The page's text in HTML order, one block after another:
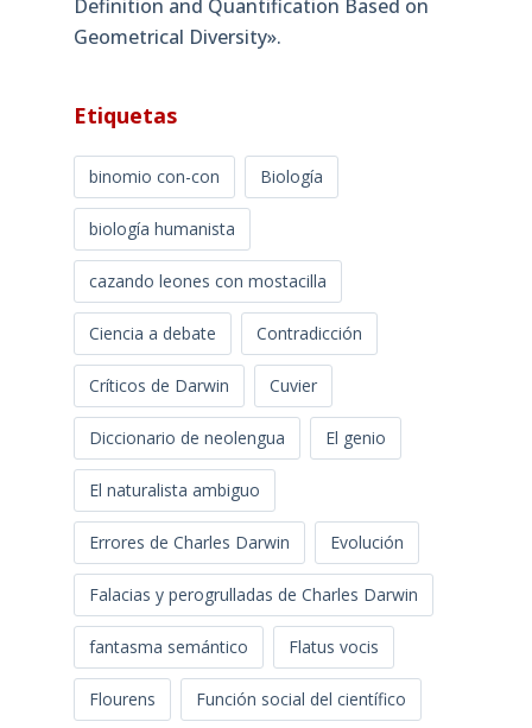
Definition and Quantification Based on
Geometrical Diversity»​.
Etiquetas
binomio con-con Biología
biología humanista
cazando leones con mostacilla
Ciencia a debate Contradicción
Críticos de Darwin Cuvier
Diccionario de neolengua El genio
El naturalista ambiguo
Errores de Charles Darwin Evolución
Falacias y perogrulladas de Charles Darwin
fantasma semántico Flatus vocis
Flourens Función social del científico